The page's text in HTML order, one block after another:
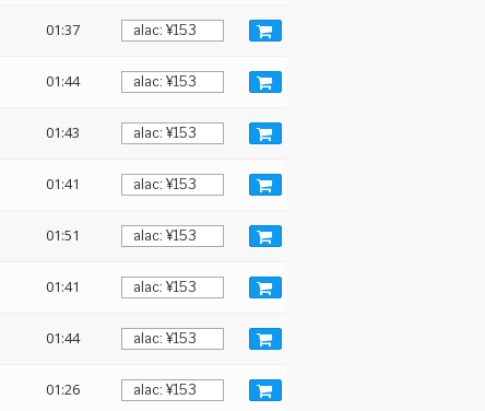
01:37
01:44
01:43
01:41
01:51
01:41
01:44
01:26